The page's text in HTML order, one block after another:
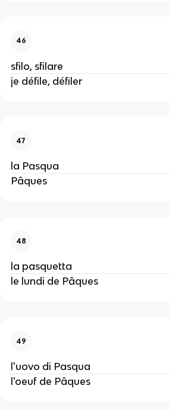
46
sfilo, sfilare
je défile, défiler
47
la Pasqua
Pâques
48
la pasquetta
le lundi de Pâques
49
l'uovo di Pasqua
l'oeuf de Pâques